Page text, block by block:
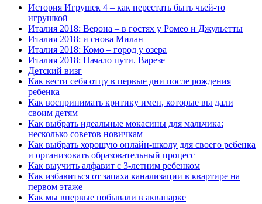
История Игрушек 4 – как перестать быть чьей-то
игрушкой
Италия 2018: Верона – в гостях у Ромео и Джульетты
Италия 2018: и снова Милан
Италия 2018: Комо – город у озера
Италия 2018: Начало пути. Варезе
Детский визг
Как вести себя отцу в первые дни после рождения
ребенка
Как воспринимать критику имен, которые вы дали
своим детям
Как выбрать идеальные мокасины для мальчика:
несколько советов новичкам
Как выбрать хорошую онлайн-школу для своего ребенка
и организовать образовательный процесс
Как выучить алфавит с 3-летним ребенком
Как избавиться от запаха канализации в квартире на
первом этаже
Как мы впервые побывали в аквапарке